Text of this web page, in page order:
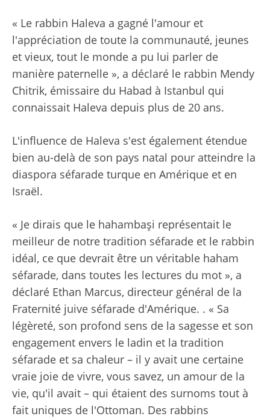
« Le rabbin Haleva a gagné l'amour et
l'appréciation de toute la communauté, jeunes
et vieux, tout le monde a pu lui parler de
manière paternelle », a déclaré le rabbin Mendy
Chitrik, émissaire du Habad à Istanbul qui
connaissait Haleva depuis plus de 20 ans.
L'influence de Haleva s'est également étendue
bien au-delà de son pays natal pour atteindre la
diaspora séfarade turque en Amérique et en
Israël.
« Je dirais que le hahambaşi représentait le
meilleur de notre tradition séfarade et le rabbin
idéal, ce que devrait être un véritable haham
séfarade, dans toutes les lectures du mot », a
déclaré Ethan Marcus, directeur général de la
Fraternité juive séfarade d'Amérique. . « Sa
légèreté, son profond sens de la sagesse et son
engagement envers le ladin et la tradition
séfarade et sa chaleur – il y avait une certaine
vraie joie de vivre, vous savez, un amour de la
vie, qu'il avait – qui étaient des surnoms tout à
fait uniques de l'Ottoman. Des rabbins